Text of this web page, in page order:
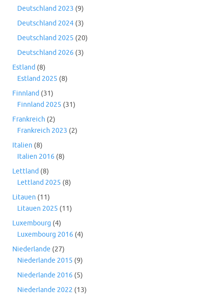
Deutschland 2023 (9)
Deutschland 2024 (3)
Deutschland 2025 (20)
Deutschland 2026 (3)
Estland (8)
Estland 2025 (8)
Finnland (31)
Finnland 2025 (31)
Frankreich (2)
Frankreich 2023 (2)
Italien (8)
Italien 2016 (8)
Lettland (8)
Lettland 2025 (8)
Litauen (11)
Litauen 2025 (11)
Luxembourg (4)
Luxembourg 2016 (4)
Niederlande (27)
Niederlande 2015 (9)
Niederlande 2016 (5)
Niederlande 2022 (13)